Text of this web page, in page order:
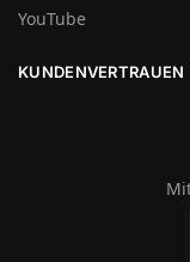
YouTube
KUNDENVERTRAUEN